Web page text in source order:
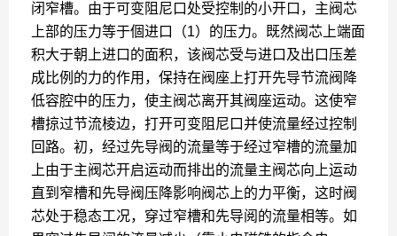
闭窄槽。由于可变阻尼口处受控制的小开口，主阀芯
上部的压力等于個进口（1）的压力。既然阀芯上端面
积大于朝上进口的面积，该阀芯受与进口及出口压差
成比例的力的作用，保持在阀座上打开先导节流阀降
低容腔中的压力，使主阀芯离开其阀座运动。这使窄
槽掠过节流棱边，打开可变阻尼口并使流量经过控制
回路。初，经过先导阀的流量等于经过窄槽的流量加
上由于主阀芯开启运动而排出的流量主阀芯向上运动
直到窄槽和先导阀压降影响阀芯上的力平衡，这时阀
芯处于稳态工况，穿过窄槽和先导阅的流量相等。如